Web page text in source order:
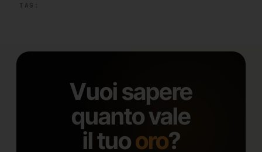
TAG:
Vuoi sapere
quanto vale
il tuooro?